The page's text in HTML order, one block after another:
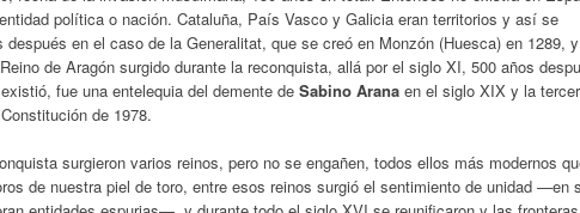
política o nación. Cataluña, País Vasco y Galicia eran territorios y así se
después en el caso de la Generalitat, que se creó en Monzón (Huesca) en 1289,
de Aragón surgido durante la reconquista, allá por el siglo XI, 500 años
fue una entelequia del demente de Sabino Arana en el siglo XIX y la
de 1978.
surgieron varios reinos, pero no se engañen, todos ellos más modernos
de nuestra piel de toro, entre esos reinos surgió el sentimiento de unidad —en